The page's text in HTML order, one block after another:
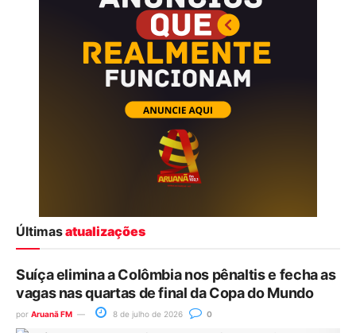
Últimasatualizações
Suíça elimina a Colômbia nos pênaltis e fecha as
vagas nas quartas de final da Copa do Mundo
por Aruanã FM 8 de julho de 2026 0